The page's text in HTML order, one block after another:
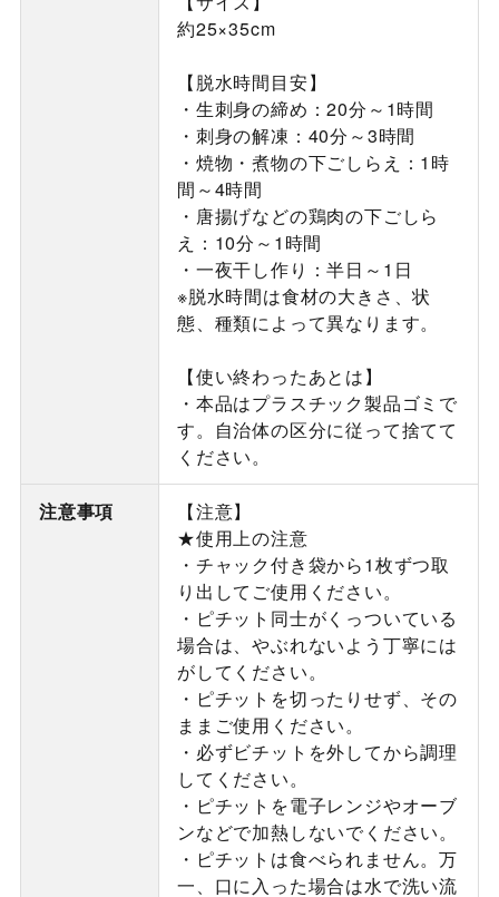
約25×35cm
【脱水時間目安】
・生刺身の締め：20分～1時間
・刺身の解凍：40分～3時間
・焼物・煮物の下ごしらえ：1時
間～4時間
・唐揚げなどの鶏肉の下ごしら
え：10分～1時間
・一夜干し作り：半日～1日
※脱水時間は食材の大きさ、状
態、種類によって異なります。
【使い終わったあとは】
・本品はプラスチック製品ゴミで
す。自治体の区分に従って捨てて
ください。
注意事項
【注意】
★使用上の注意
・チャック付き袋から1枚ずつ取
り出してご使用ください。
・ピチット同士がくっついている
場合は、やぶれないよう丁寧には
がしてください。
・ピチットを切ったりせず、その
ままご使用ください。
・必ずビチットを外してから調理
してください。
・ピチットを電子レンジやオーブ
ンなどで加熱しないでください。
・ピチットは食べられません。万
一、口に入った場合は水で洗い流